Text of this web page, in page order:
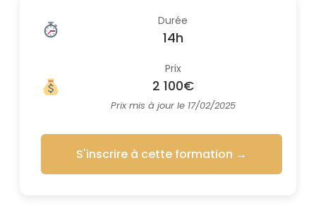
Durée
14h
Prix
2 100€
Prix mis à jour le 17/02/2025
S'inscrire à cette formation →